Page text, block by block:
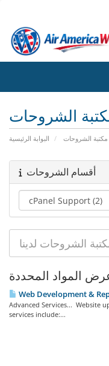
الشروحات
البوابة الرئيسية مكتبة الشروحات
أقسام الشروحات
Web Development &
Advanced Services... Website
services include:...